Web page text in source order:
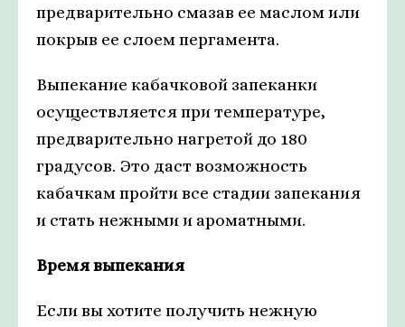
предварительно смазав ее маслом или
покрыв ее слоем пергамента.
Выпекание кабачковой запеканки
осуществляется при температуре,
предварительно нагретой до 180
градусов. Это даст возможность
кабачкам пройти все стадии запекания
и стать нежными и ароматными.
Время выпекания
Если вы хотите получить нежную